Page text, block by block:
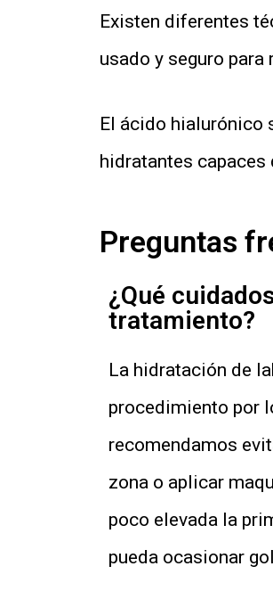
Existen diferentes
usado y seguro
El ácido hialurónico
hidratantes
Preguntas
¿Qué
tratamiento?
La hidratación de
procedimiento por
recomendamos
zona o aplicar
poco elevada la
pueda ocasionar